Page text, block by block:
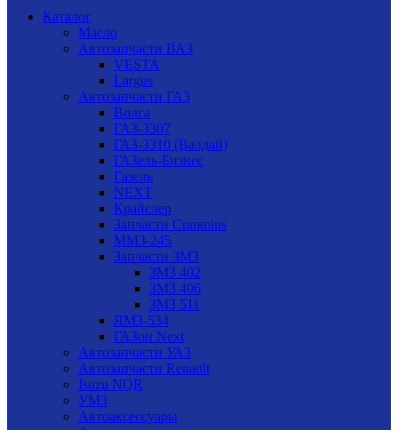
Каталог
Масло
Автозапчасти ВАЗ
VESTA
Largus
Автозапчасти ГАЗ
Волга
ГАЗ-3307
ГАЗ-3310 (Валдай)
ГАЗель-Бизнес
Газель
NEXT
Крайслер
Запчасти Cummins
ММЗ-245
Запчасти ЗМЗ
ЗМЗ 402
ЗМЗ 406
ЗМЗ 511
ЯМЗ-534
ГАЗон Next
Автозапчасти УАЗ
Автозапчасти Renault
Isuzu NQR
УМЗ
Автоаксессуары